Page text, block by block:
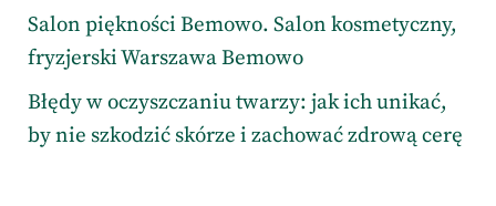
Salon piękności Bemowo. Salon kosmetyczny,
fryzjerski Warszawa Bemowo
Błędy w oczyszczaniu twarzy: jak ich unikać,
by nie szkodzić skórze i zachować zdrową cerę